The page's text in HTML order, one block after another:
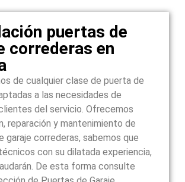
puertas de
correderas en
de cualquier clase de puerta de
a las necesidades de
del servicio. Ofrecemos
reparación y mantenimiento de
garaje correderas, sabemos que
con su dilatada experiencia,
De esta forma consulte